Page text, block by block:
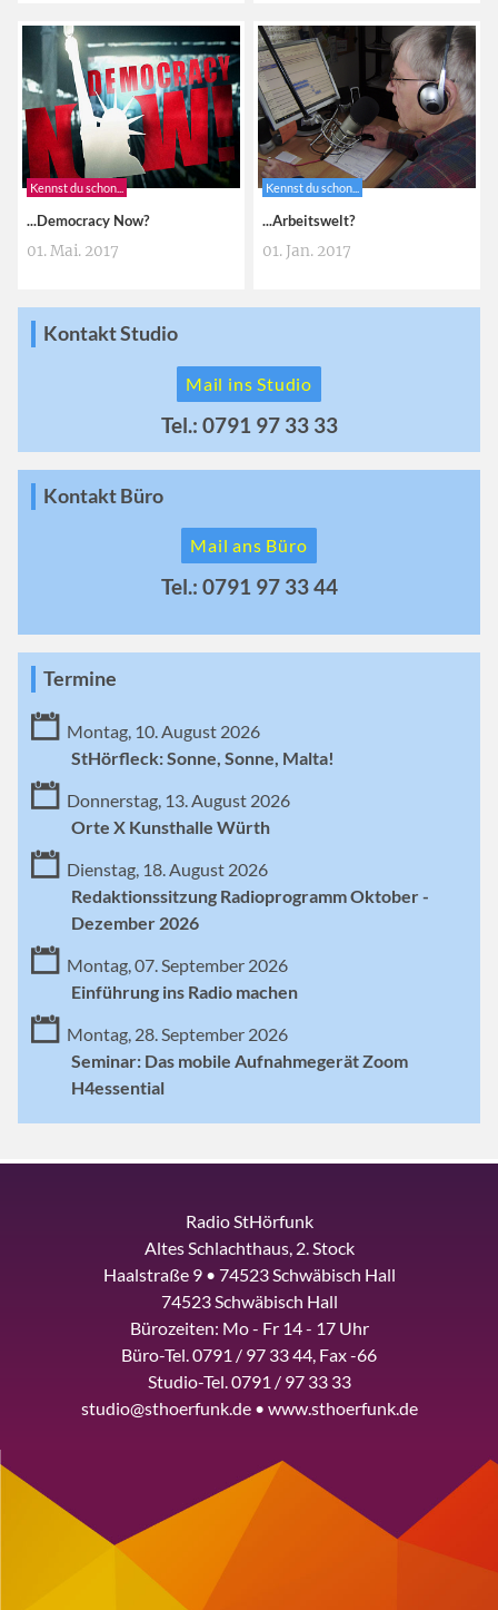
Kennst du schon...
...Democracy Now?
01. Mai. 2017
Kennst du schon...
...Arbeitswelt?
01. Jan. 2017
Kontakt Studio
Mail ins Studio
Tel.: 0791 97 33 33
Kontakt Büro
Mail ans Büro
Tel.: 0791 97 33 44
Termine
Montag, 10. August 2026
StHörfleck: Sonne, Sonne, Malta!
Donnerstag, 13. August 2026
Orte X Kunsthalle Würth
Dienstag, 18. August 2026
Redaktionssitzung Radioprogramm Oktober -
Dezember 2026
Montag, 07. September 2026
Einführung ins Radio machen
Montag, 28. September 2026
Seminar: Das mobile Aufnahmegerät Zoom
H4essential
Radio StHörfunk
Altes Schlachthaus, 2. Stock
Haalstraße 9 • 74523 Schwäbisch Hall
74523 Schwäbisch Hall
Bürozeiten: Mo - Fr 14 - 17 Uhr
Büro-Tel. 0791 / 97 33 44, Fax -66
Studio-Tel. 0791 / 97 33 33
studio@sthoerfunk.de • www.sthoerfunk.de